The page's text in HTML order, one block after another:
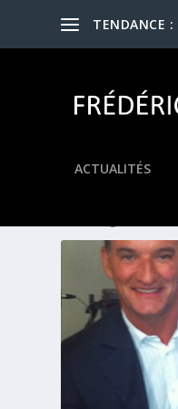
TENDANCE :
ACTUALITÉS